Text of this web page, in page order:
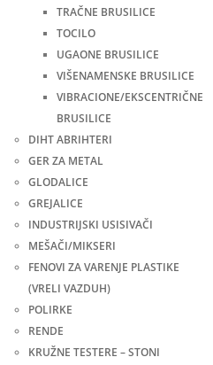
TRAČNE BRUSILICE
TOCILO
UGAONE BRUSILICE
VIŠENAMENSKE BRUSILICE
VIBRACIONE/EKSCENTRIČNE
BRUSILICE
DIHT ABRIHTERI
GER ZA METAL
GLODALICE
GREJALICE
INDUSTRIJSKI USISIVAČI
MEŠAČI/MIKSERI
FENOVI ZA VARENJE PLASTIKE
(VRELI VAZDUH)
POLIRKE
RENDE
KRUŽNE TESTERE – STONI